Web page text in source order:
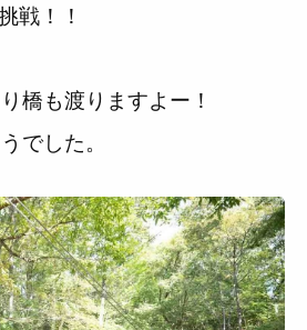
戦！！
橋も渡りますよー！
でした。